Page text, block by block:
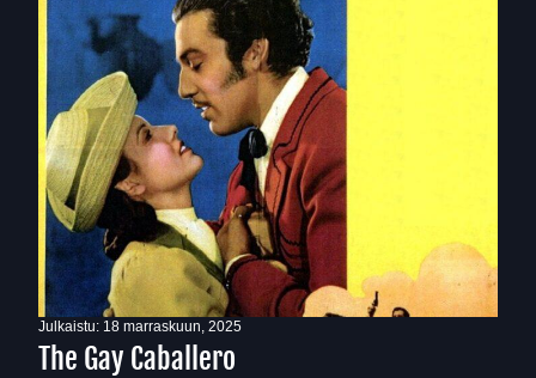
Julkaistu: 18 marraskuun, 2025
The Gay Caballero